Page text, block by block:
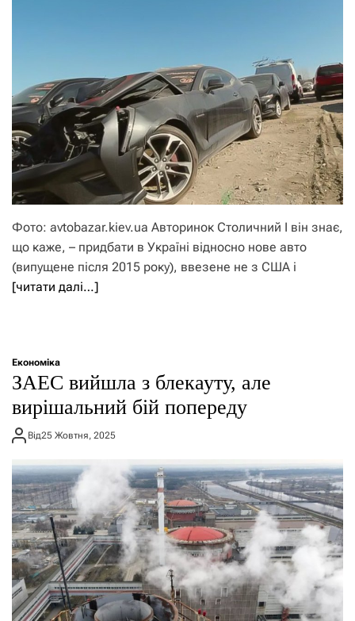
Фото: avtobazar.kiev.ua Авторинок Столичний І він знає,
що каже, – придбати в Україні відносно нове авто
(випущене після 2015 року), ввезене не з США і
[читати далі…]
Економіка
ЗАЕС вийшла з блекауту, але
вирішальний бій попереду
Від25 Жовтня, 2025